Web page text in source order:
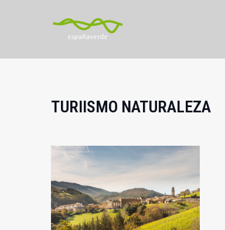
TURIISMO NATURALEZA